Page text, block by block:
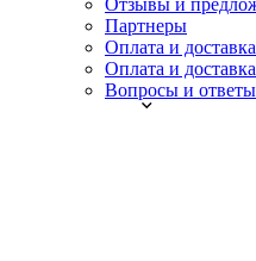
Партнеры
Оплата и
Оплата и
Вопросы и ответы